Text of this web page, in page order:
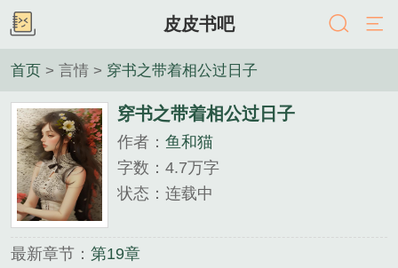
皮皮书吧
首页 > 言情 > 穿书之带着相公过日子
穿书之带着相公过日子
作者： 鱼和猫
字数：4.7万字
状态：连载中
最新章节： 第19章